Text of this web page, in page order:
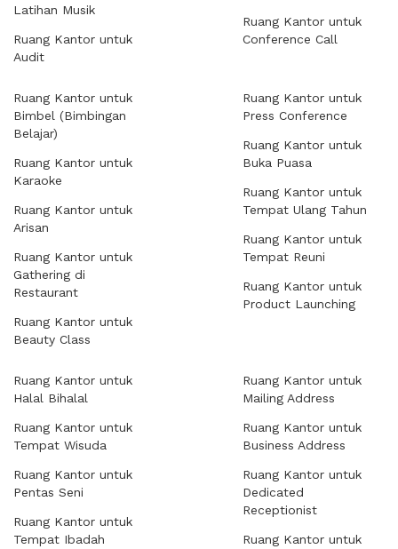
Latihan Musik
Ruang Kantor untuk
Audit
Ruang Kantor untuk
Conference Call
Ruang Kantor untuk
Bimbel (Bimbingan
Belajar)
Ruang Kantor untuk
Karaoke
Ruang Kantor untuk
Arisan
Ruang Kantor untuk
Gathering di
Restaurant
Ruang Kantor untuk
Beauty Class
Ruang Kantor untuk
Press Conference
Ruang Kantor untuk
Buka Puasa
Ruang Kantor untuk
Tempat Ulang Tahun
Ruang Kantor untuk
Tempat Reuni
Ruang Kantor untuk
Product Launching
Ruang Kantor untuk
Halal Bihalal
Ruang Kantor untuk
Tempat Wisuda
Ruang Kantor untuk
Pentas Seni
Ruang Kantor untuk
Tempat Ibadah
Ruang Kantor untuk
Mailing Address
Ruang Kantor untuk
Business Address
Ruang Kantor untuk
Dedicated
Receptionist
Ruang Kantor untuk